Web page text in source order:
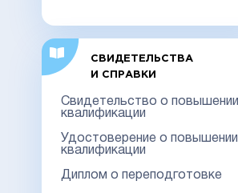
СВИДЕТЕЛЬСТВА
И СПРАВКИ
Свидетельство о повышении
квалификации
Удостоверение о повышении
квалификации
Диплом о переподготовке